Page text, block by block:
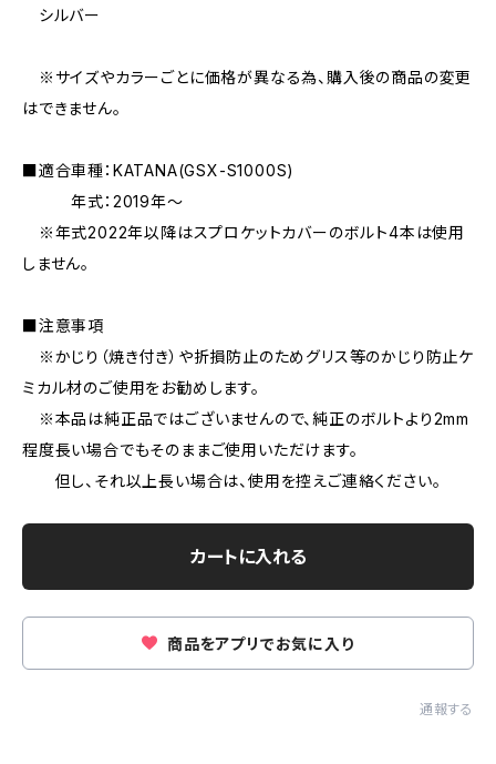
シルバー
※サイズやカラーごとに価格が異なる為、購入後の商品の変更
はできません。
■適合車種：KATANA(GSX-S1000S)
年式：2019年〜
※年式2022年以降はスプロケットカバーのボルト4本は使用
しません。
■注意事項
※かじり（焼き付き）や折損防止のためグリス等のかじり防止ケ
ミカル材のご使用をお勧めします。
※本品は純正品ではございませんので、純正のボルトより2mm
程度長い場合でもそのままご使用いただけます。
但し、それ以上長い場合は、使用を控えご連絡ください。
カートに入れる
商品をアプリでお気に入り
通報する